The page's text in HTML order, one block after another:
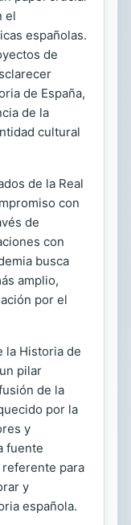
el
españolas.
de
de España,
de la
cultural
de la Real
con
de
con
busca
amplio,
por el
la Historia de
pilar
de la
por la
y
fuente
para
y
española.